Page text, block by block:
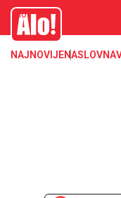
Estrada, poznati, VIP
Alo
NAJNOVIJENASLOVNA